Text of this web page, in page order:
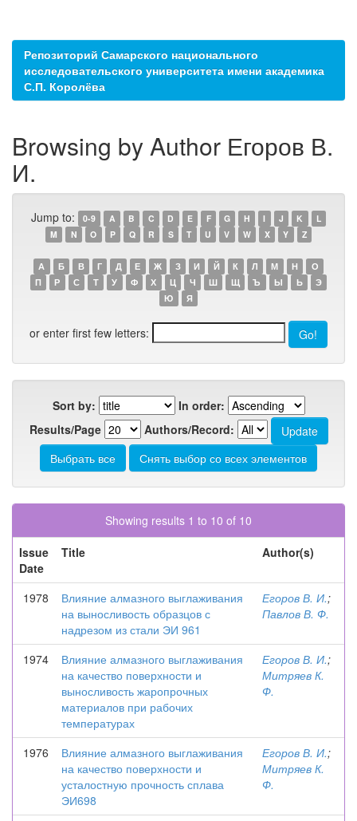
Репозиторий Самарского национального
исследовательского университета имени академика
С.П. Королёва
Browsing by Author Егоров В.
И.
Jump to: 0-9 A B C D E F G H I J K
L
M
N O P Q R S T U V W X Y Z
А Б В Г Д Е Ж З И Й К Л М Н
О
П
Р С Т У Ф Х Ц Ч Ш Щ Ъ Ы Ь
Э
Ю
Я
or enter first few letters:
Sort by:
In order:
Results/Page
Authors/Record:
Showing results 1 to 10 of 10
Issue
Date
Title Author(s)
1978
Влияние алмазного выглаживания
на выносливость образцов с
надрезом из стали ЭИ 961
Егоров В. И.;
Павлов В. Ф.
1974
Влияние алмазного выглаживания
на качество поверхности и
выносливость жаропрочных
материалов при рабочих
температурах
Егоров В. И.;
Митряев К.
Ф.
1976
Влияние алмазного выглаживания
на качество поверхности и
усталостную прочность сплава
ЭИ698
Егоров В. И.;
Митряев К.
Ф.